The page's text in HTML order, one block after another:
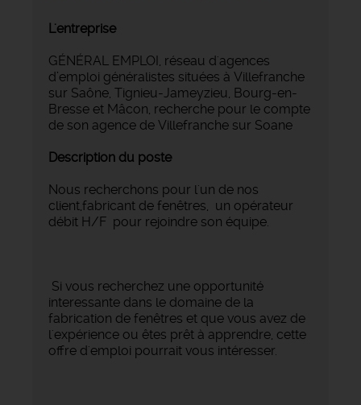
L'entreprise
GÉNÉRAL EMPLOI, réseau d'agences
d’emploi généralistes situées à Villefranche
sur Saône, Tignieu-Jameyzieu, Bourg-en-
Bresse et Mâcon, recherche pour le compte
de son agence de Villefranche sur Soane
Description du poste
Nous recherchons pour l'un de nos
client,fabricant de fenêtres, un opérateur
débit H/F pour rejoindre son équipe.
Si vous recherchez une opportunité
interessante dans le domaine de la
fabrication de fenêtres et que vous avez de
l'expérience ou êtes prêt à apprendre, cette
offre d'emploi pourrait vous intéresser.